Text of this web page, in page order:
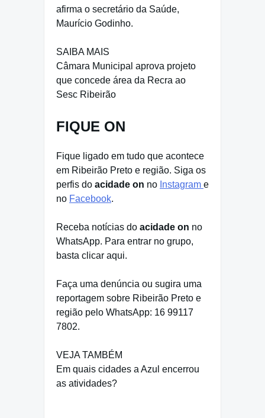
afirma o secretário da Saúde,
Maurício Godinho.
SAIBA MAIS
Câmara Municipal aprova projeto
que concede área da Recra ao
Sesc Ribeirão
FIQUE ON
Fique ligado em tudo que acontece
em Ribeirão Preto e região. Siga os
perfis do acidade on no Instagram e
no Facebook.
Receba notícias do acidade on no
WhatsApp. Para entrar no grupo,
basta clicar aqui.
Faça uma denúncia ou sugira uma
reportagem sobre Ribeirão Preto e
região pelo WhatsApp: 16 99117
7802.
VEJA TAMBÉM
Em quais cidades a Azul encerrou
as atividades?